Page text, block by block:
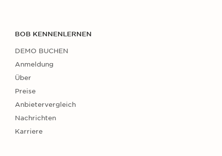
BOB KENNENLERNEN
DEMO BUCHEN
Anmeldung
Über
Preise
Anbietervergleich
Nachrichten
Karriere